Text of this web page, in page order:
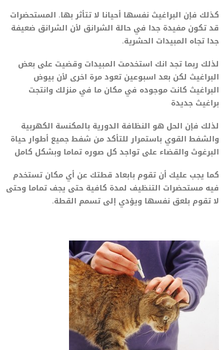
كذلك فإن البراغيث نفسها أحيانا لا تتأثر بها. المستحضرات
قد تكون مفيدة جدا في حالة الشرانق لأن الشرانق ضعيفة
جدا تجاه المبيدات الحشرية.
لذلك ربما تجد انك استخدمت المبيدات وقضيت على بعض
البراغيث لكن بعد اسبوعين تعود مرة اخرى لأن بيوض
البراغيث كانت موجوده في مكان ما في منزلك وانتجت
براغيث جديدة
لذلك فإن الحل هو النظافة الدورية بالمكنسة الكهربية
والشفط القوي باستمرار للتأكد من شفط جميع أطوار حياة
البرغوث والقضاء على تواجد كل صوره تماما وبشكل كامل
كما يجب عليك أن تقوم بابعاد قطتك عن أي مكان تستخدم
فيه مستحضرات التنظيف لمدة كافية حتى يجف تماما وحتى
لا تقوم بلعق نفسها ويؤدي إلى تسمم القطة.